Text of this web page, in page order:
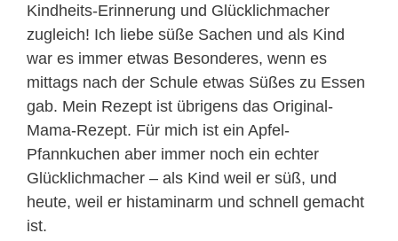
Kindheits-Erinnerung und Glücklichmacher
zugleich! Ich liebe süße Sachen und als Kind
war es immer etwas Besonderes, wenn es
mittags nach der Schule etwas Süßes zu Essen
gab. Mein Rezept ist übrigens das Original-
Mama-Rezept. Für mich ist ein Apfel-
Pfannkuchen aber immer noch ein echter
Glücklichmacher – als Kind weil er süß, und
heute, weil er histaminarm und schnell gemacht
ist.